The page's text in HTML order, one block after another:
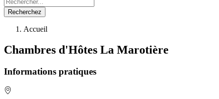
Recherchez
Accueil
Chambres d'Hôtes La Marotière
Informations pratiques